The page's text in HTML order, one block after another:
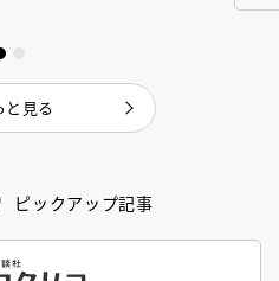
ピックアップ記事
と見る